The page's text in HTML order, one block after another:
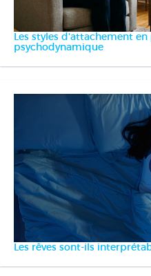
Les styles d'attachement
psychodynamique
Les rêves sont-ils